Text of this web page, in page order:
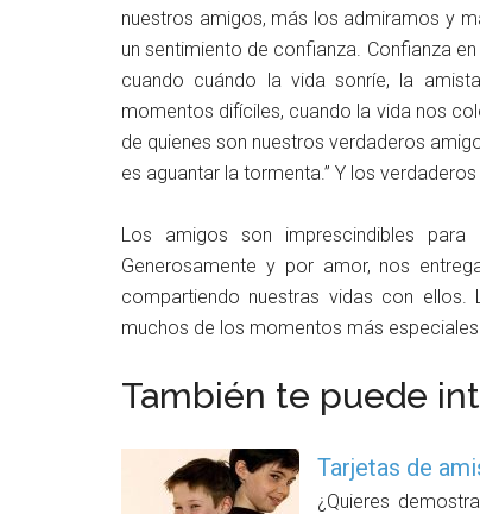
nuestros amigos, más los admiramos y
un sentimiento de confianza. Confianza
cuando cuándo la vida sonríe, la
momentos difíciles, cuando la vida nos
de quienes son nuestros verdaderos
es aguantar la tormenta.” Y los
Los amigos son imprescindibles
Generosamente y por amor, nos
compartiendo nuestras vidas con
muchos de los momentos más
También te puede
Tarjetas de
¿Quieres